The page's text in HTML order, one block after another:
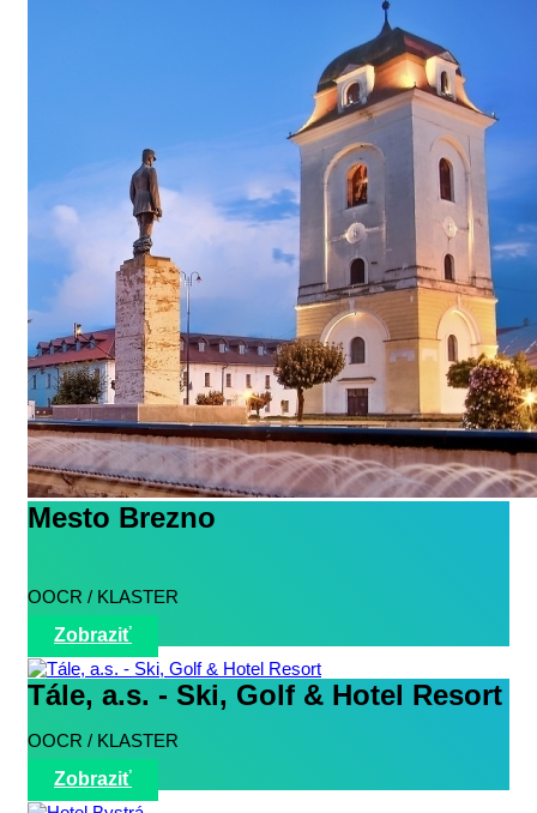
Mesto Brezno
OOCR / KLASTER
Zobraziť
Tále, a.s. - Ski, Golf & Hotel Resort
OOCR / KLASTER
Zobraziť